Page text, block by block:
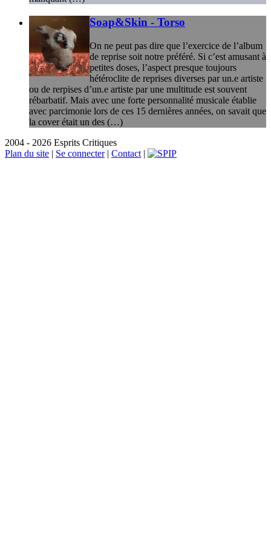
Soap&Skin - Torso
On ne peut pas dire que l’exercice de l’album
de reprise soit notre préféré. Si c’est amusant à
petites doses, l’aspect presque toujours
hétéroclite de reprises diverses par un.e artiste
ou de rerpises d’un.e artiste par une multitude est souvent
rébarbatif. Mais avec une forte personnalité musicale établie
avec parcimonie lors de ces 15 dernières années, on savait que
la cover était un des (…)
2004 - 2026 Esprits Critiques
Plan du site | Se connecter| Contact |